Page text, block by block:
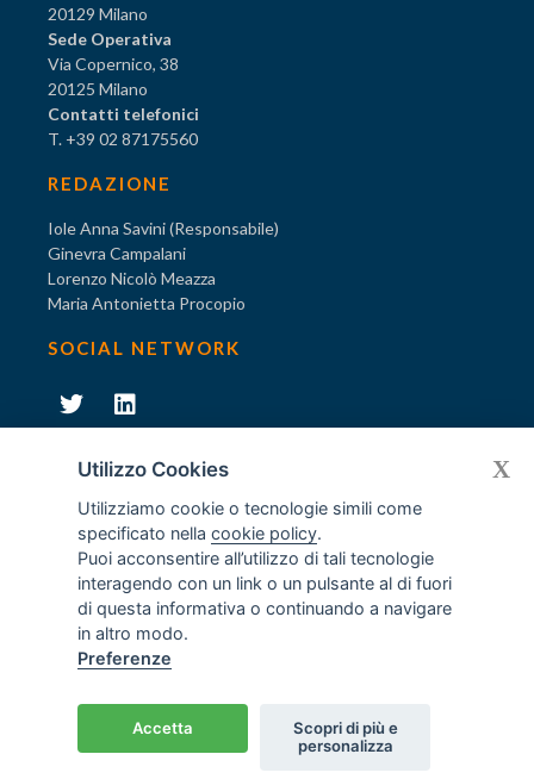
20129 Milano
Sede Operativa
Via Copernico, 38
20125 Milano
Contatti telefonici
T. +39 02 87175560
REDAZIONE
Iole Anna Savini (Responsabile)
Ginevra Campalani
Lorenzo Nicolò Meazza
Maria Antonietta Procopio
SOCIAL NETWORK
Diventa socio di AODV
© Tutti i diritti riservati AODV231- ® Marchio registrato
Associazione dei Componenti degli Organismi di Vigilanza
ex D.Lgs. 231/2001
Home/Crediti
Privacy policy
Disclaimer
Utilizzo Cookies
Utilizziamo cookie o tecnologie simili come
specificato nellacookie policy.
Puoi acconsentire all’utilizzo di tali tecnologie
interagendo con un link o un pulsante al di fuori
di questa informativa o continuando a navigare
in altro modo.
Preferenze
Accetta
X
Scopri di più e
personalizza